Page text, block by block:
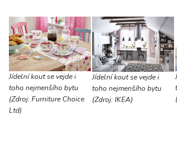
Jídelní kout se vejde i
toho nejmenšího bytu
(Zdroj: Furniture Choice
Ltd)
Jídelní kout se vejde i
toho nejmenšího bytu
(Zdroj: IKEA)